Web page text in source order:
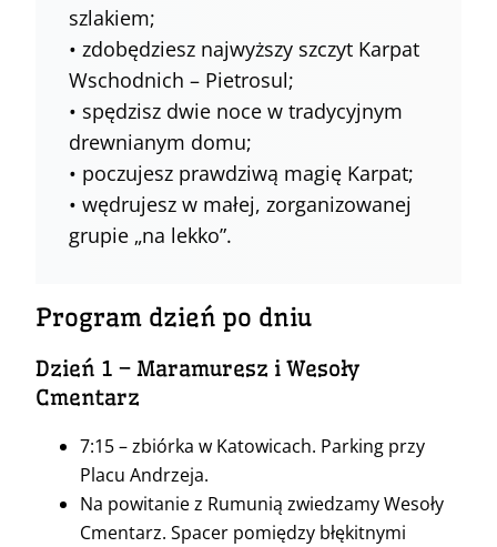
szlakiem;
• zdobędziesz najwyższy szczyt Karpat
Wschodnich – Pietrosul;
• spędzisz dwie noce w tradycyjnym
drewnianym domu;
• poczujesz prawdziwą magię Karpat;
• wędrujesz w małej, zorganizowanej
grupie „na lekko”.
Program dzień po dniu
Dzień 1 – Maramuresz i Wesoły
Cmentarz
7:15 – zbiórka w Katowicach. Parking przy
Placu Andrzeja.
Na powitanie z Rumunią zwiedzamy Wesoły
Cmentarz. Spacer pomiędzy błękitnymi